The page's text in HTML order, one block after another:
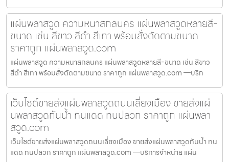
แผ่นพลาสวูด ความหนาสกลนคร แผ่นพลาสวูดหลายสี-
ขนาด เช่น สีขาว สีดำ สีเทา พร้อมสั่งตัดตามขนาด
ราคาถูก แผ่นพลาสวูด.com
แผ่นพลาสวูด ความหนาสกลนคร แผ่นพลาสวูดหลายสี-ขนาด เช่น สีขาว
สีดำ สีเทา พร้อมสั่งตัดตามขนาด ราคาถูก แผ่นพลาสวูด.com —บริก
เว็บไซต์ขายส่งแผ่นพลาสวูดถนนเลี่ยงเมือง ขายส่งแผ่
นพลาสวูดกันน้ำ ทนแดด ทนปลวก ราคาถูก แผ่นพลา
สวูด.com
เว็บไซต์ขายส่งแผ่นพลาสวูดถนนเลี่ยงเมือง ขายส่งแผ่นพลาสวูดกันน้ำ ทน
แดด ทนปลวก ราคาถูก แผ่นพลาสวูด.com —บริการจำหน่าย แผ่น